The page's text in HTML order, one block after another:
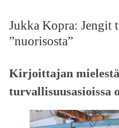
Jukka Kopra: Jengit
”nuorisosta”
Kirjoittajan
turvallisuusasioissa